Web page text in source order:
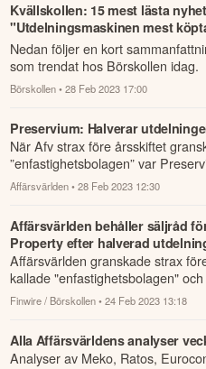
Kvällskollen: 15 mest lästa
"Utdelningsmaskinen mest köpta
småsparare i februari"
Nedan följer en kort
som trendat hos Börskollen idag.
Börskollen • 28 Feb 2023 17:00
Preservium: Halverar
När Afv strax före årsskiftet
”enfastighetsbolagen” var
som största ägare ett av de vi
...
Affärsvärlden • 28 Feb 2023 12:30
Affärsvärlden behåller säljråd
Property efter halverad
Affärsvärlden granskade strax
kallade "enfastighetsbolagen"
Property, som har SBB som
Finwire / Börskollen • 24 Feb 2023 13:18
Alla Affärsvärldens analyser
Analyser av Meko, Ratos,